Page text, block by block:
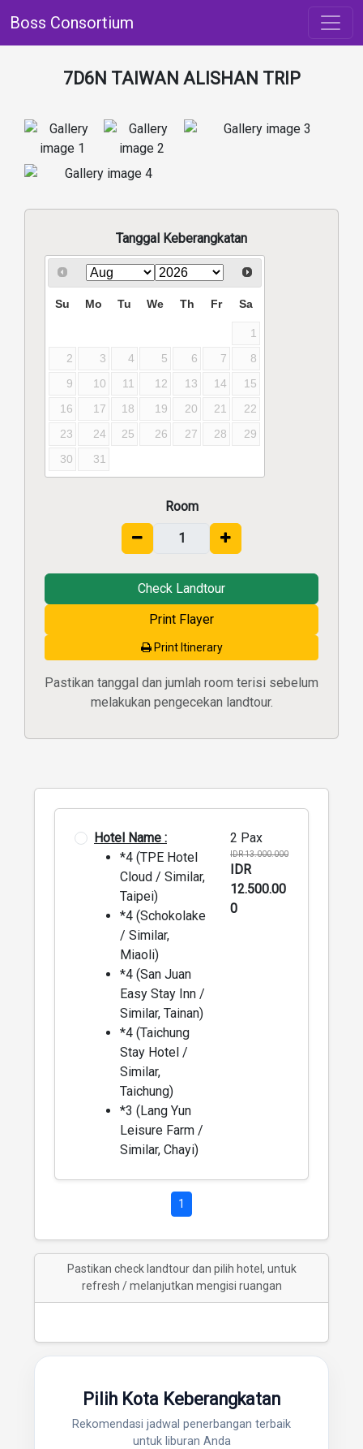
Boss Consortium
7D6N TAIWAN ALISHAN TRIP
Tanggal Keberangkatan
Su Mo Tu We Th Fr Sa
1
2
3 4 5 6 7
8
9
10 11 12 13 14
15
16
17 18 19 20 21
22
23
24 25 26 27 28
29
30
31
Room
Check Landtour
Print Flayer
Print Itinerary
Pastikan tanggal dan jumlah room terisi sebelum
melakukan pengecekan landtour.
Hotel Name :
*4 (TPE Hotel
Cloud / Similar,
Taipei)
*4 (Schokolake
/ Similar,
Miaoli)
*4 (San Juan
Easy Stay Inn /
Similar, Tainan)
*4 (Taichung
Stay Hotel /
Similar,
Taichung)
*3 (Lang Yun
Leisure Farm /
Similar, Chayi)
2 Pax
IDR 13.000.000
IDR
12.500.00
0
1
Pastikan check landtour dan pilih hotel, untuk
refresh / melanjutkan mengisi ruangan
Pilih Kota Keberangkatan
Rekomendasi jadwal penerbangan terbaik
untuk liburan Anda